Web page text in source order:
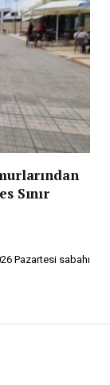
Sınır
Pazartesi sabahı